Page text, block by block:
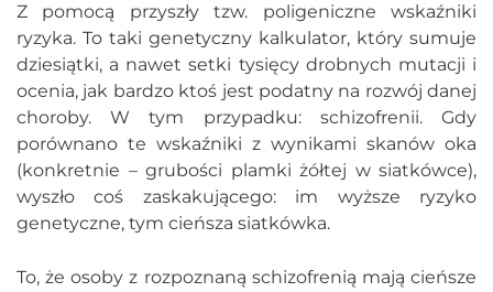
Z pomocą przyszły tzw. poligeniczne wskaźniki
ryzyka. To taki genetyczny kalkulator, który sumuje
dziesiątki, a nawet setki tysięcy drobnych mutacji i
ocenia, jak bardzo ktoś jest podatny na rozwój danej
choroby. W tym przypadku: schizofrenii. Gdy
porównano te wskaźniki z wynikami skanów oka
(konkretnie – grubości plamki żółtej w siatkówce),
wyszło coś zaskakującego: im wyższe ryzyko
genetyczne, tym cieńsza siatkówka.
To, że osoby z rozpoznaną schizofrenią mają cieńsze